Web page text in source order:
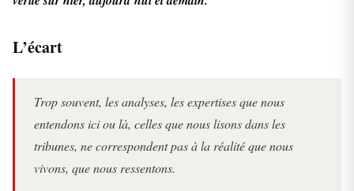
L’écart
Trop souvent, les analyses, les expertises que nous
entendons ici ou là, celles que nous lisons dans les
tribunes, ne correspondent pas à la réalité que nous
vivons, que nous ressentons.